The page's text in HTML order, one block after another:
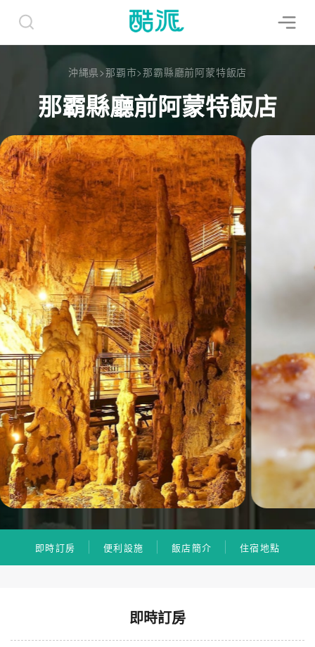
沖縄県>那覇市>那霸縣廳前阿蒙特飯店
那霸縣廳前阿蒙特飯店
即時訂房 便利設施 飯店簡介 住宿地點
即時訂房